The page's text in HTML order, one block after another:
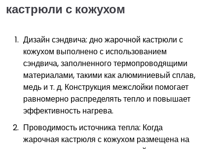
кастрюли с кожухом
Дизайн сэндвича: дно жарочной кастрюли с
кожухом выполнено с использованием
сэндвича, заполненного термопроводящими
материалами, такими как алюминиевый сплав,
медь и т. д. Конструкция межслойки помогает
равномерно распределять тепло и повышает
эффективность нагрева.
Проводимость источника тепла: Когда
жарочная кастрюля с кожухом размещена на